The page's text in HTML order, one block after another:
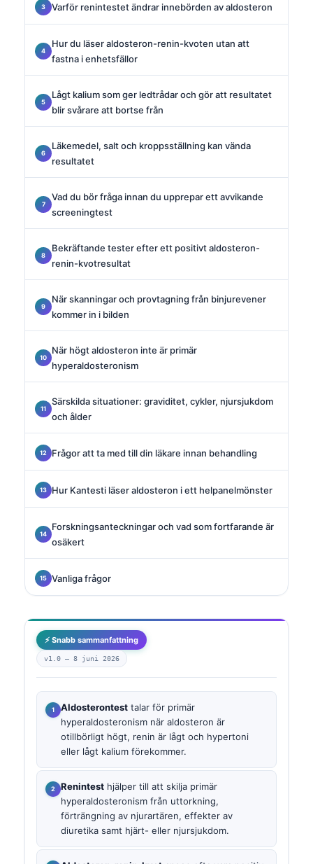
Varför renintestet ändrar innebörden av aldosteron
Hur du läser aldosteron-renin-kvoten utan att
fastna i enhetsfällor
Lågt kalium som ger ledtrådar och gör att resultatet
blir svårare att bortse från
Läkemedel, salt och kroppsställning kan vända
resultatet
Vad du bör fråga innan du upprepar ett avvikande
screeningtest
Bekräftande tester efter ett positivt aldosteron-
renin-kvotresultat
När skanningar och provtagning från binjurevener
kommer in i bilden
När högt aldosteron inte är primär
hyperaldosteronism
Särskilda situationer: graviditet, cykler, njursjukdom
och ålder
Frågor att ta med till din läkare innan behandling
Hur Kantesti läser aldosteron i ett helpanelmönster
Forskningsanteckningar och vad som fortfarande är
osäkert
Vanliga frågor
⚡ Snabb sammanfattning
v1.0 — 8 juni 2026
Aldosterontest talar för primär
hyperaldosteronism när aldosteron är
otillbörligt högt, renin är lågt och hypertoni
eller lågt kalium förekommer.
Renintest hjälper till att skilja primär
hyperaldosteronism från uttorkning,
förträngning av njurartären, effekter av
diuretika samt hjärt- eller njursjukdom.